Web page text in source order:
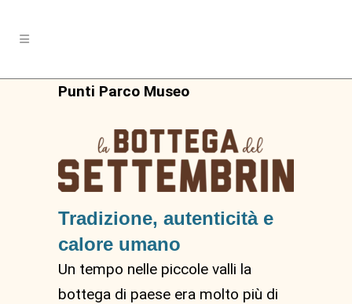
Punti Parco Museo
Tradizione, autenticità e
calore umano
Un tempo nelle piccole valli la
bottega di paese era molto più di